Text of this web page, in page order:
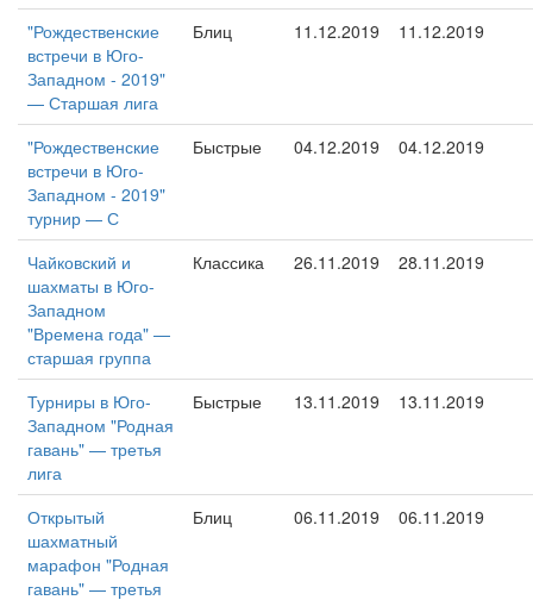
"Рождественские
встречи в Юго-
Западном - 2019"
— Старшая лига
Блиц 11.12.2019 11.12.2019
"Рождественские
встречи в Юго-
Западном - 2019"
турнир — С
Быстрые 04.12.2019 04.12.2019
Чайковский и
шахматы в Юго-
Западном
"Времена года" —
старшая группа
Классика 26.11.2019 28.11.2019
Турниры в Юго-
Западном "Родная
гавань" — третья
лига
Быстрые 13.11.2019 13.11.2019
Открытый
шахматный
марафон "Родная
гавань" — третья
Блиц 06.11.2019 06.11.2019